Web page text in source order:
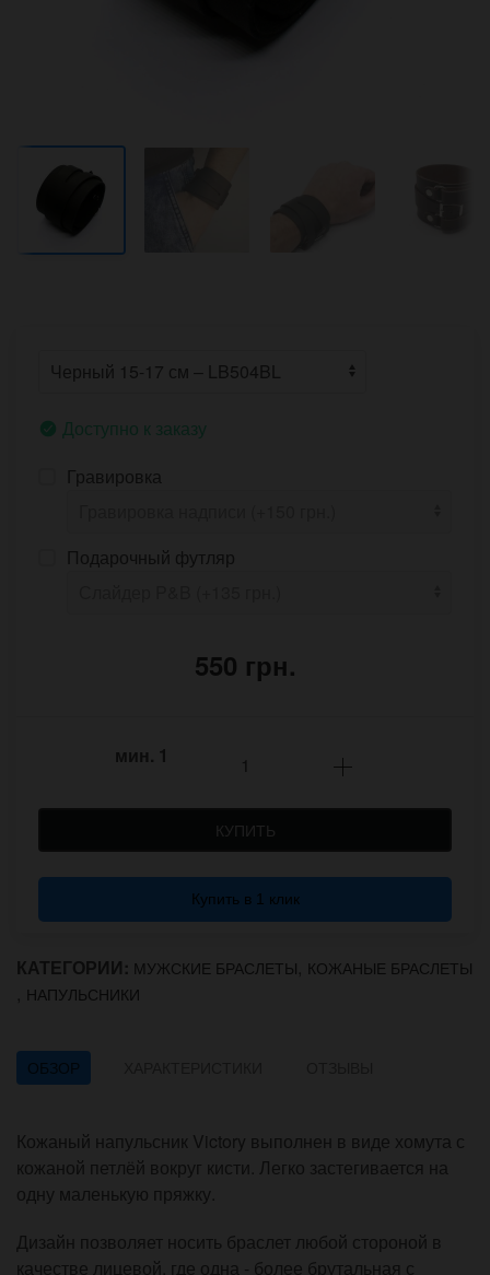
Доступно к заказу
Гравировка
Подарочный футляр
550 грн.
мин. 1
КУПИТЬ
Купить в 1 клик
КАТЕГОРИИ: МУЖСКИЕ БРАСЛЕТЫ, КОЖАНЫЕ БРАСЛЕТЫ
, НАПУЛЬСНИКИ
ОБЗОР
Кожаный напульсник Victory выполнен в виде хомута с
кожаной петлёй вокруг кисти. Легко застегивается на
одну маленькую пряжку.
Дизайн позволяет носить браслет любой стороной в
качестве лицевой, где одна - более брутальная с